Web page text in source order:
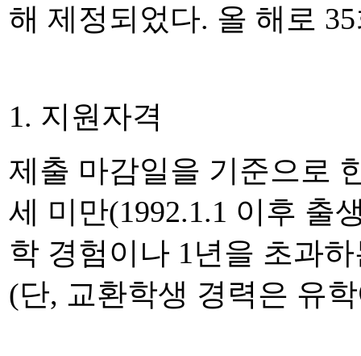
해 제정되었다. 올 해로 35
1. 지원자격
제출 마감일을 기준으로
세 미만(1992.1.1 이후 출
학 경험이나 1년을 초과
(단, 교환학생 경력은 유